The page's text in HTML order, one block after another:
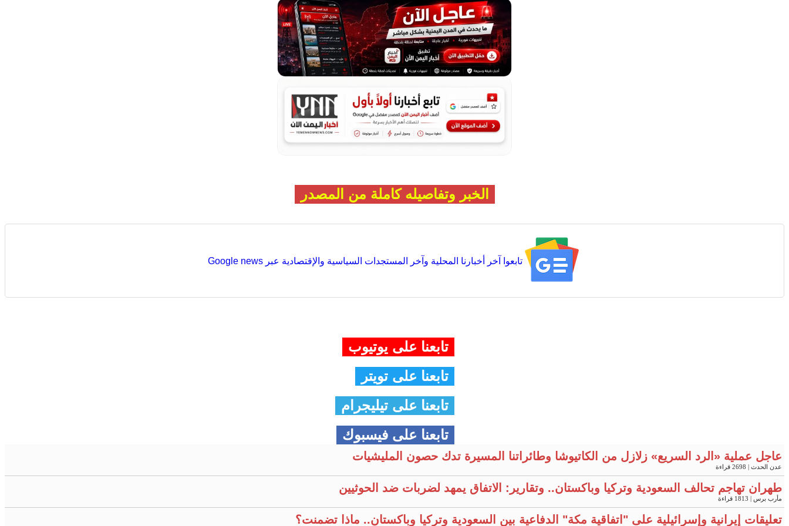
الخبر وتفاصيله كاملة من المصدر
تابعوا آخر أخبارنا المحلية وآخر المستجدات السياسية والإقتصادية عبر Google news
تابعنا على يوتيوب
تابعنا على تويتر
تابعنا على تيليجرام
تابعنا على فيسبوك
عاجل عملية «الرد السريع» زلازل من الكاتيوشا وطائراتنا المسيرة تدك حصون المليشيات
عدن الحدث | 2698 قراءة
طهران تهاجم تحالف السعودية وتركيا وباكستان.. وتقارير: الاتفاق يمهد لضربات ضد الحوثيين
مأرب برس | 1813 قراءة
تعليقات إيرانية وإسرائيلية على "اتفاقية مكة" الدفاعية بين السعودية وتركيا وباكستان.. ماذا تضمنت؟